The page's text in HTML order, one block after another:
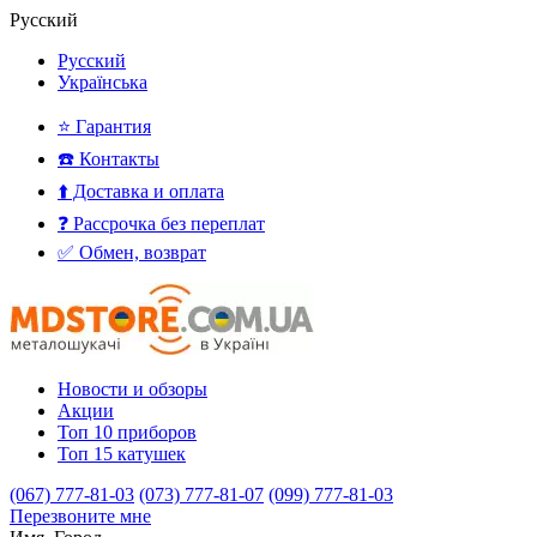
Русский
Русский
Українська
⭐ Гарантия
☎️ Контакты
⬆️ Доставка и оплата
❓ Рассрочка без переплат
✅ Обмен, возврат
Новости и обзоры
Акции
Топ 10 приборов
Топ 15 катушек
(067) 777-81-03 (073) 777-81-07 (099) 777-81-03
Перезвоните мне